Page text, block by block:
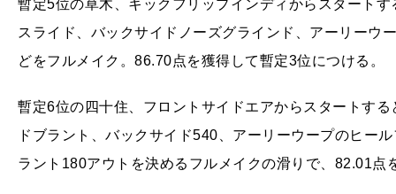
暫定5位の草木、キックフリップインディからスタート
スライド、バックサイドノーズグラインド、アーリーウ
どをフルメイク。86.70点を獲得して暫定3位につける。
暫定6位の四十住、フロントサイドエアからスタートす
ドブラント、バックサイド540、アーリーウープのヒー
ラント180アウトを決めるフルメイクの滑りで、82.01点